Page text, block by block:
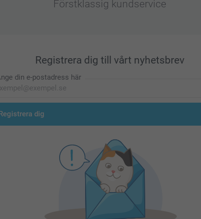
Förstklassig kundservice
Registrera dig till vårt nyhetsbrev
din e-postadress här
dig